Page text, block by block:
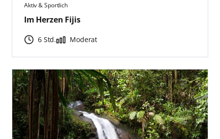
Aktiv & Sportlich
Im Herzen Fijis
6 Std. Moderat